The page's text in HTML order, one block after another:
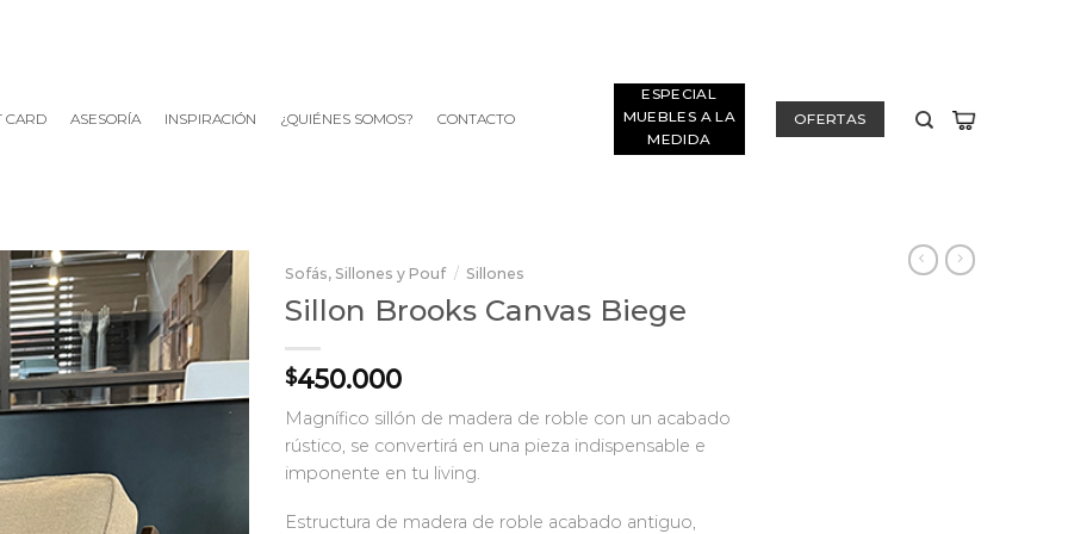
CARD ASESORÍA INSPIRACIÓN ¿QUIÉNES SOMOS? CONTACTO
ESPECIAL
MUEBLES A LA
MEDIDA
OFERTAS
Sofás, Sillones y Pouf / Sillones
Sillon Brooks Canvas Biege
$450.000
Magnífico sillón de madera de roble con un acabado
rústico, se convertirá en una pieza indispensable e
imponente en tu living.
Estructura de madera de roble acabado antiguo,